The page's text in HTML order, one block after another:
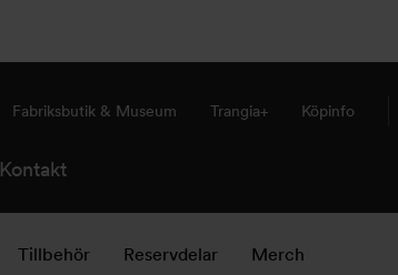
Kontakt
Fabriksbutik & Museum Trangia+ Köpinfo
Tillbehör Reservdelar Merch